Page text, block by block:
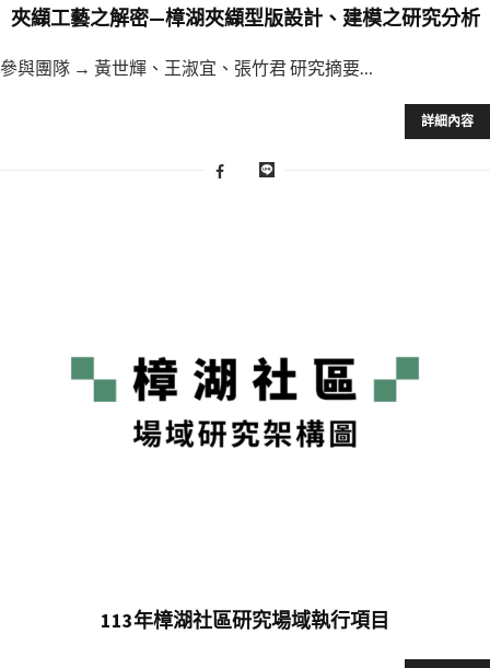
夾纈工藝之解密—樟湖夾纈型版設計、建模之研究分析
參與團隊 → 黃世輝、王淑宜、張竹君 研究摘要…
詳細內容
113年樟湖社區研究場域執行項目